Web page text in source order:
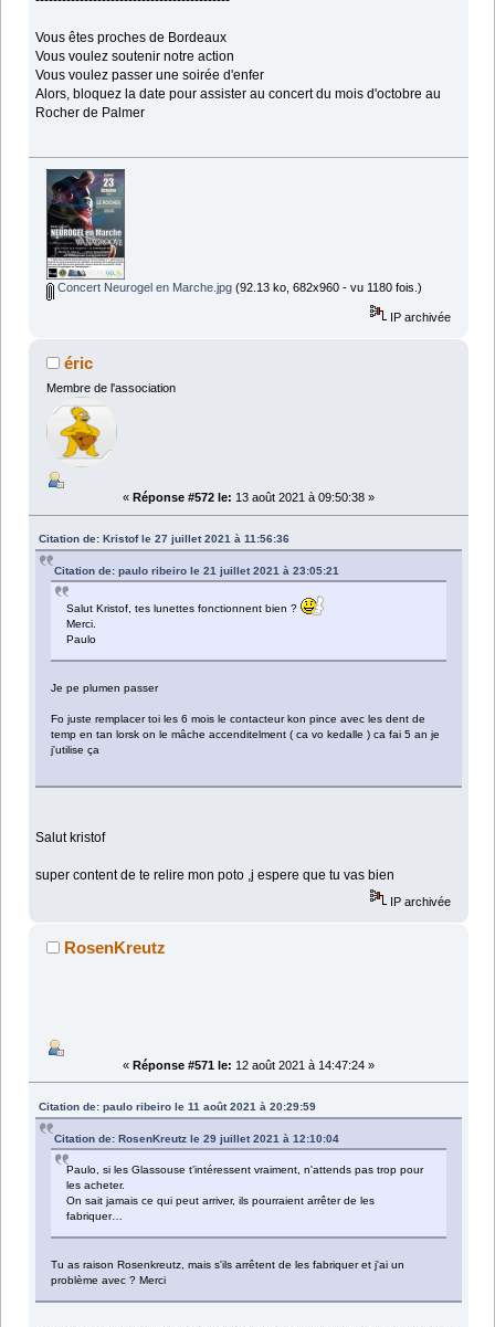
Vous êtes proches de Bordeaux
Vous voulez soutenir notre action
Vous voulez passer une soirée d'enfer
Alors, bloquez la date pour assister au concert du mois d'octobre au
Rocher de Palmer
Concert Neurogel en Marche.jpg(92.13 ko, 682x960 - vu 1180 fois.)
IP archivée
éric
Membre de l'association
« Réponse #572 le: 13 août 2021 à 09:50:38 »
Citation de: Kristof le 27 juillet 2021 à 11:56:36
Citation de: paulo ribeiro le 21 juillet 2021 à 23:05:21
Salut Kristof, tes lunettes fonctionnent bien ?
Merci.
Paulo
Je pe plumen passer
Fo juste remplacer toi les 6 mois le contacteur kon pince avec les dent de
temp en tan lorsk on le mâche accenditelment ( ca vo kedalle ) ca fai 5 an je
j'utilise ça
Salut kristof
super content de te relire mon poto ,j espere que tu vas bien
IP archivée
RosenKreutz
« Réponse #571 le: 12 août 2021 à 14:47:24 »
Citation de: paulo ribeiro le 11 août 2021 à 20:29:59
Citation de: RosenKreutz le 29 juillet 2021 à 12:10:04
Paulo, si les Glassouse t'intéressent vraiment, n'attends pas trop pour
les acheter.
On sait jamais ce qui peut arriver, ils pourraient arrêter de les
fabriquer…
Tu as raison Rosenkreutz, mais s'ils arrêtent de les fabriquer et j'ai un
problème avec ? Merci